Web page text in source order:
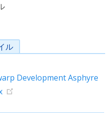
ル
Development Asphyre